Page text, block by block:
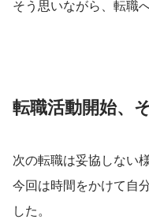
そう思いながら、転職
転職活動開始、
次の転職は妥協しない
今回は時間をかけて自
した。